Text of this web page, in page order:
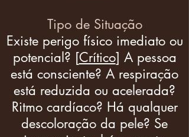
Tipo de Situação
Existe perigo físico imediato ou
potencial? [Crítico] A pessoa
está consciente? A respiração
está reduzida ou acelerada?
Ritmo cardíaco? Há qualquer
descoloração da pele? Se